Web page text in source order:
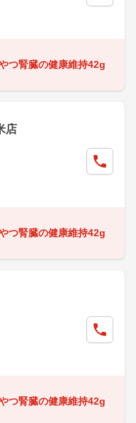
つ腎臓の健康維持42g
店
つ腎臓の健康維持42g
つ腎臓の健康維持42g